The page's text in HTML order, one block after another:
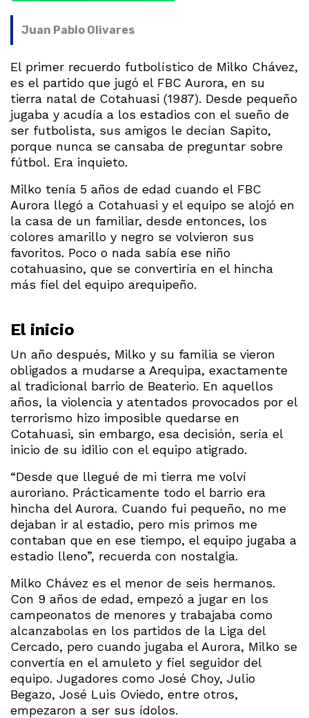
Juan Pablo Olivares
El primer recuerdo futbolístico de Milko Chávez,
es el partido que jugó el FBC Aurora, en su
tierra natal de Cotahuasi (1987). Desde pequeño
jugaba y acudía a los estadios con el sueño de
ser futbolista, sus amigos le decían Sapito,
porque nunca se cansaba de preguntar sobre
fútbol. Era inquieto.
Milko tenía 5 años de edad cuando el FBC
Aurora llegó a Cotahuasi y el equipo se alojó en
la casa de un familiar, desde entonces, los
colores amarillo y negro se volvieron sus
favoritos. Poco o nada sabía ese niño
cotahuasino, que se convertiría en el hincha
más fiel del equipo arequipeño.
El inicio
Un año después, Milko y su familia se vieron
obligados a mudarse a Arequipa, exactamente
al tradicional barrio de Beaterio. En aquellos
años, la violencia y atentados provocados por el
terrorismo hizo imposible quedarse en
Cotahuasi, sin embargo, esa decisión, sería el
inicio de su idilio con el equipo atigrado.
“Desde que llegué de mi tierra me volví
auroriano. Prácticamente todo el barrio era
hincha del Aurora. Cuando fui pequeño, no me
dejaban ir al estadio, pero mis primos me
contaban que en ese tiempo, el equipo jugaba a
estadio lleno”, recuerda con nostalgia.
Milko Chávez es el menor de seis hermanos.
Con 9 años de edad, empezó a jugar en los
campeonatos de menores y trabajaba como
alcanzabolas en los partidos de la Liga del
Cercado, pero cuando jugaba el Aurora, Milko se
convertía en el amuleto y fiel seguidor del
equipo. Jugadores como José Choy, Julio
Begazo, José Luis Oviedo, entre otros,
empezaron a ser sus ídolos.